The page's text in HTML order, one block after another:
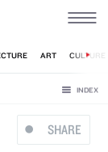
SHARE